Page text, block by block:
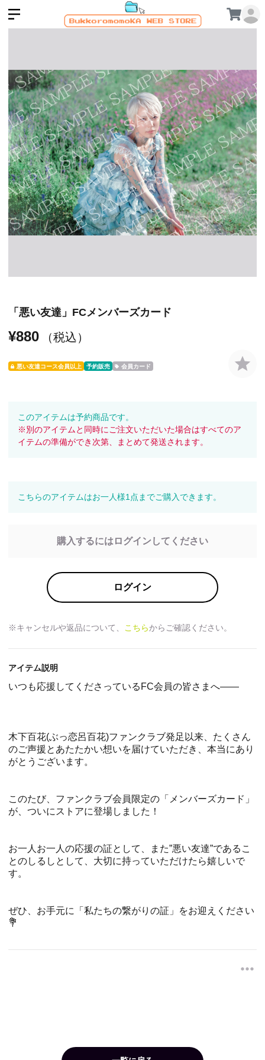
「悪い友達」FCメンバーズカード
¥880 （税込）
悪い友達コース会員以上 予約販売 会員カード
このアイテムは予約商品です。
※別のアイテムと同時にご注文いただいた場合はすべてのア
イテムの準備ができ次第、まとめて発送されます。
こちらのアイテムはお一人様1点までご購入できます。
購入するにはログインしてください
ログイン
※キャンセルや返品について、 こちらからご確認ください。
アイテム説明
いつも応援してくださっているFC会員の皆さまへ――
木下百花(ぶっ恋呂百花)ファンクラブ発足以来、たくさん
のご声援とあたたかい想いを届けていただき、本当にあり
がとうございます。
このたび、ファンクラブ会員限定の「メンバーズカード」
が、ついにストアに登場しました！
お一人お一人の応援の証として、また”悪い友達”であるこ
とのしるしとして、大切に持っていただけたら嬉しいで
す。
ぜひ、お手元に「私たちの繋がりの証」をお迎えください
💐